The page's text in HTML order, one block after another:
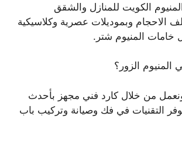
الكويت للمنازل والشقق
الاحجام وبموديلات عصرية وكلاسيكية
خامات المنيوم شتر.
المنيوم الزور؟
من خلال كارد فني مجهز بأحدث
التقنيات في فك وصيانة وتركيب باب